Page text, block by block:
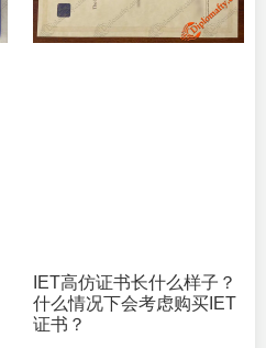
IET高仿证书长什么样子？
什么情况下会考虑购买IET
证书？